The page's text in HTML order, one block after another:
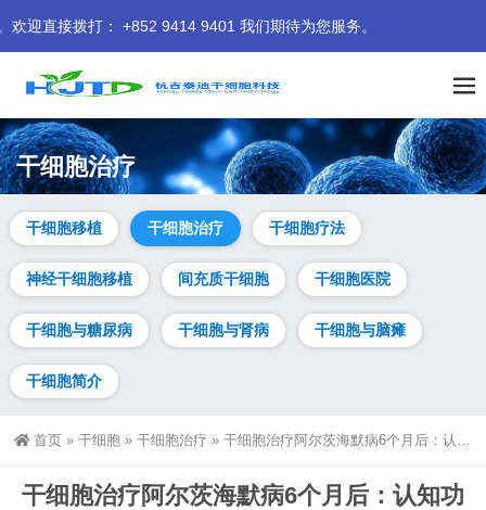
： +852 9414 9401 我们期待为您服务。
干细胞治疗
干细胞移植 干细胞治疗 干细胞疗法
神经干细胞移植 间充质干细胞 干细胞医院
干细胞与糖尿病 干细胞与肾病 干细胞与脑瘫
干细胞简介
首页 » 干细胞 » 干细胞治疗 » 干细胞治疗阿尔茨海默病6个月后：认知功能、脑代谢与海马体结构的同步改善
干细胞治疗阿尔茨海默病6个月后：认知功